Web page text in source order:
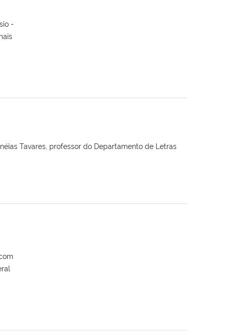
-
Tavares, professor do Departamento de Letras